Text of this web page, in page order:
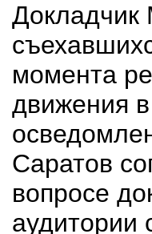
Докладчик
момента
движения
Саратов
вопросе
аудитории